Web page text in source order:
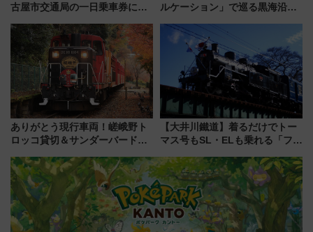
古屋市交通局の一日乗車券に！
定1万5000枚】
ルケーション」で巡る黒海沿岸
連検索数が前年比237％増、ナ
ショジオも認める『2026年に訪
れるべき世界の旅先』
ありがとう現行車両！嵯峨野ト
ロッコ貸切＆サンダーバードレ
斉藤雪乃＆福原トシヒロと行
く！9月13日「京都の鉄道満喫
ツアー」開催
【大井川鐵道】着るだけでトー
マス号もSL・ELも乗れる「フリ
受注販売